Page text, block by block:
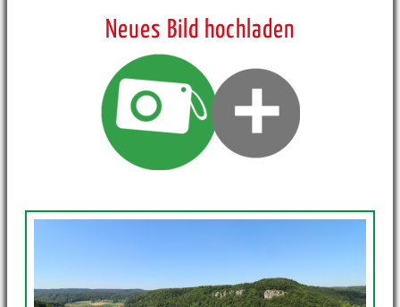
Neues Bild hochladen